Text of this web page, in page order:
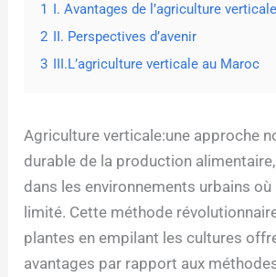
1 I. Avantages de l’agriculture verticale
2 II. Perspectives d’avenir
3 III.L’agriculture verticale au Maroc
Agriculture verticale:une approche
durable de la production
dans les environnements urbains où
limité. Cette méthode
plantes en empilant les cultures
avantages par rapport aux